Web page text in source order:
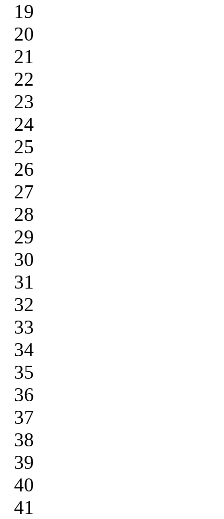
19
20
21
22
23
24
25
26
27
28
29
30
31
32
33
34
35
36
37
38
39
40
41